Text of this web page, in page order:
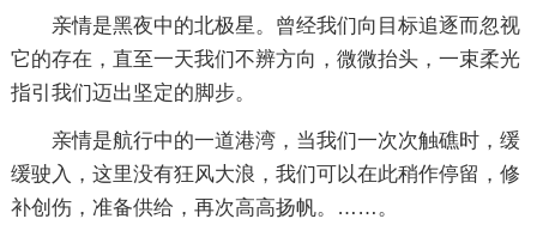
亲情是黑夜中的北极星。曾经我们向目标追逐而忽视
它的存在，直至一天我们不辨方向，微微抬头，一束柔光
指引我们迈出坚定的脚步。
亲情是航行中的一道港湾，当我们一次次触礁时，缓
缓驶入，这里没有狂风大浪，我们可以在此稍作停留，修
补创伤，准备供给，再次高高扬帆。……。